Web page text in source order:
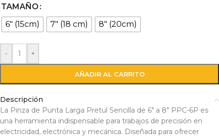
TAMAÑO
6" (15cm)
7" (18 cm) 8" (20cm)
- +
AÑADIR AL CARRITO
Descripción
La Pinza de Punta Larga Pretul Sencilla de 6″ a 8″ PPC-6P es
una herramienta indispensable para trabajos de precisión en
electricidad, electrónica y mecánica. Diseñada para ofrecer